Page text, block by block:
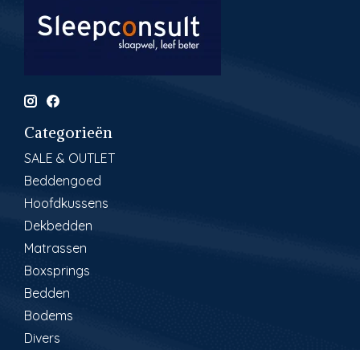
Categorieën
SALE & OUTLET
Beddengoed
Hoofdkussens
Dekbedden
Matrassen
Boxsprings
Bedden
Bodems
Divers